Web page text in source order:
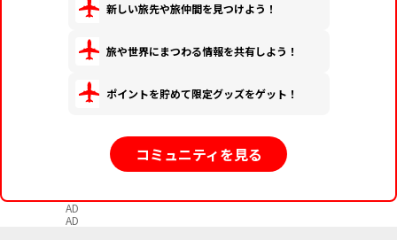
新しい旅先や旅仲間を見つけよう！
旅や世界にまつわる情報を共有しよう！
ポイントを貯めて限定グッズをゲット！
コミュニティを見る
AD
AD